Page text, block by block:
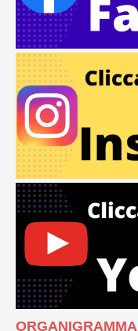
ORGANIGRAMMA